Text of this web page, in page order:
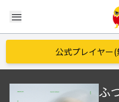
menu
公式プレイヤー
ふ